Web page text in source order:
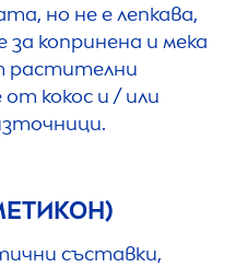
но не е лепкава,
копринена и мека
растителни
кокос и / или
съставки,